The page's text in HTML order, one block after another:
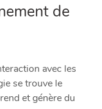
de
avec les
se trouve le
et génère du